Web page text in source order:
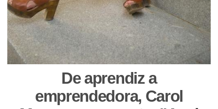
De aprendiz a
emprendedora, Carol